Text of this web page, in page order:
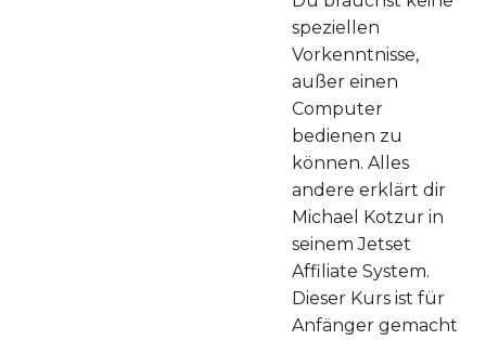
speziellen
Vorkenntnisse,
außer einen
Computer
bedienen zu
können. Alles
andere erklärt dir
Michael Kotzur in
seinem Jetset
Affiliate System.
Dieser Kurs ist für
Anfänger gemacht